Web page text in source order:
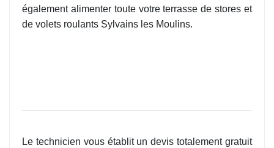
également alimenter toute votre terrasse de stores et
de volets roulants Sylvains les Moulins.
Le technicien vous établit un devis totalement gratuit